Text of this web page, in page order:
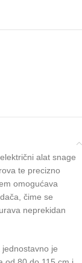
alat snage
te precizno
omogućava
čime se
neprekidan
je